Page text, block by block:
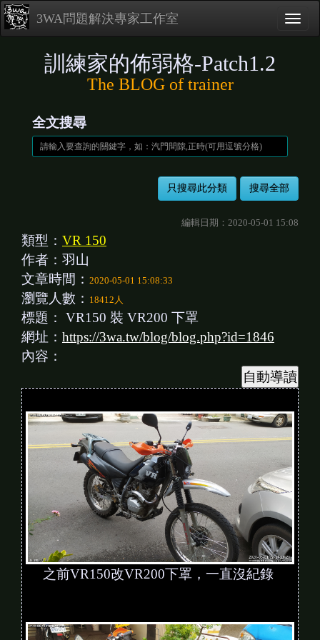
3WA問題解決專家工作室
訓練家的佈弱格-Patch1.2
The BLOG of trainer
全文搜尋
編輯日期：2020-05-01 15:08
類型： VR 150
作者：羽山
文章時間： 2020-05-01 15:08:33
瀏覽人數： 18412人
標題： VR150 裝 VR200 下罩
網址： https://3wa.tw/blog/blog.php?id=1846
內容：
之前VR150改VR200下罩，一直沒紀錄